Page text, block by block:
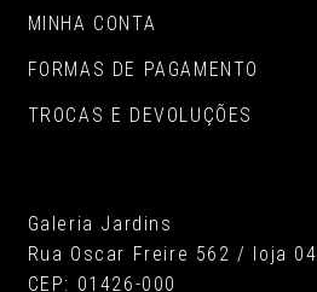
MINHA CONTA
FORMAS DE PAGAMENTO
TROCAS E DEVOLUÇÕES
Galeria Jardins
Rua Oscar Freire 562 / loja 04
CEP: 01426-000